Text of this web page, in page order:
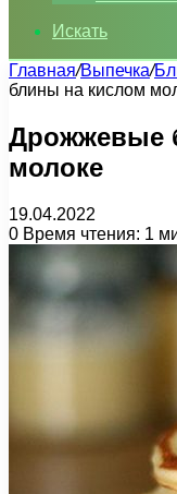
Искать
Главная/Выпечка/
блины на кислом
Дрожжевые
молоке
19.04.2022
0 Время чтения: 1